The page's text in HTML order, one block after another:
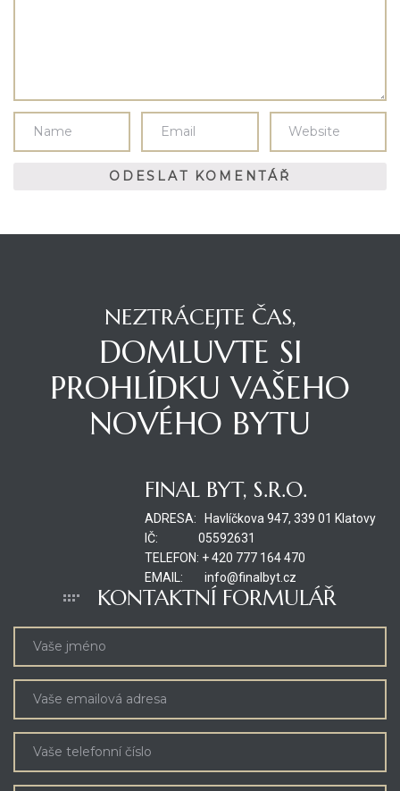
NEZTRÁCEJTE ČAS,
DOMLUVTE SI
PROHLÍDKU VAŠEHO
NOVÉHO BYTU
FINAL BYT, S.R.O.
ADRESA: Havlíčkova 947, 339 01 Klatovy
IČ: 05592631
TELEFON: + 420 777 164 470
EMAIL: info@finalbyt.cz
KONTAKTNÍ FORMULÁŘ